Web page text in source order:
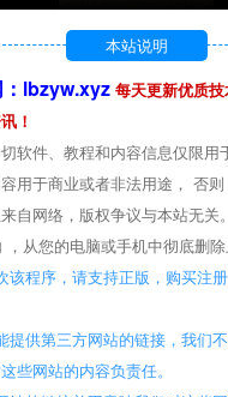
本站说明
lbzyw.xyz 每天更新优质
！
软件、教程和内容信息仅限用
用于商业或者非法用途， 否
自网络，版权争议与本站无关
从您的电脑或手机中彻底删除
该程序，请支持正版，购买注
提供第三方网站的链接，我们
些网站的内容负责任。